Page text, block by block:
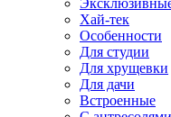
Хай-тек
Особенности
Для студии
Для хрущевки
Для дачи
Встроенные